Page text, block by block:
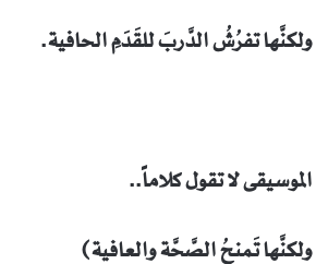
ولكنَّها تفرُشُ الدَّربَ للقَدَمِ الحافية.
الموسيقى لا تقول كلاماً..
ولكنَّها تَمنحُ الصَّحَّة والعافية)